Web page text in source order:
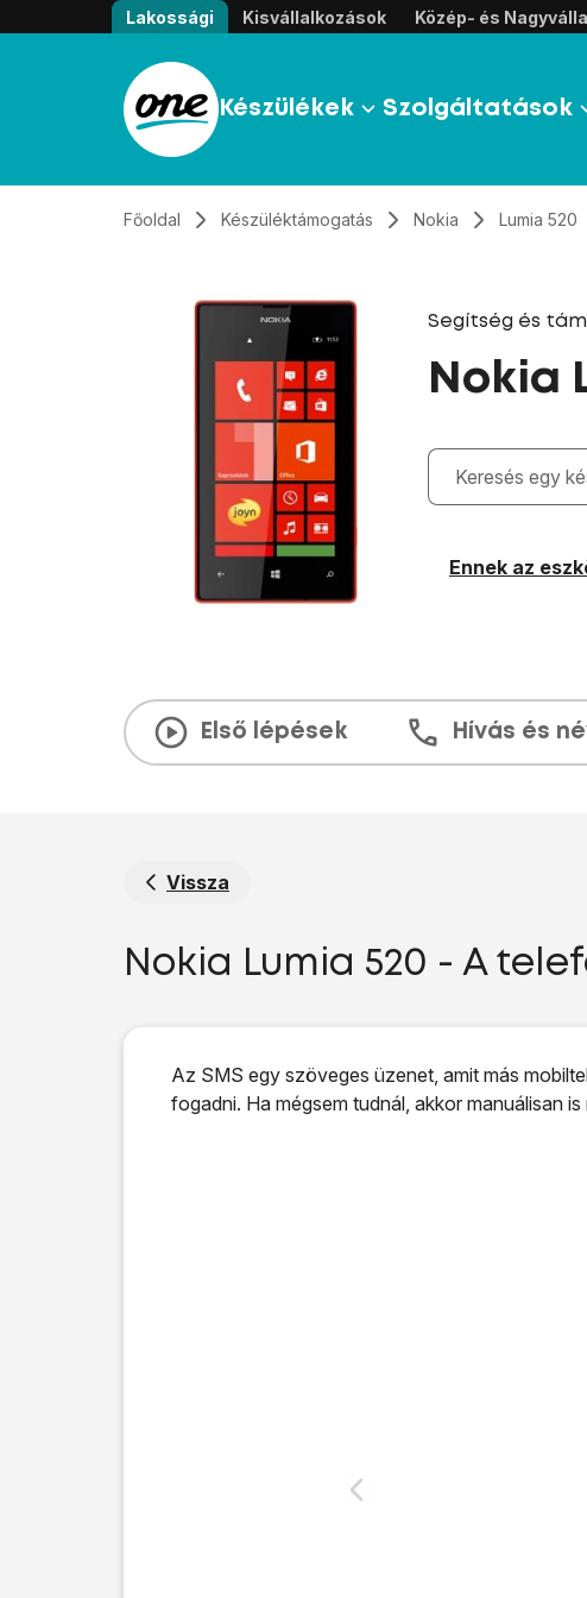
Átugrás, tovább a tartalomhoz
Lakossági Kisvállalkozások Közép- és
Készülékek Szolgáltatások
Főoldal Készüléktámogatás Nokia Lumia 520
Segítség és
Nokia
Gépelés
Ennek az
Első lépések Hívás és
Vissza
Nokia Lumia 520 - A
Az SMS egy szöveges üzenet, amit más
fogadni. Ha mégsem tudnál, akkor manuálisan